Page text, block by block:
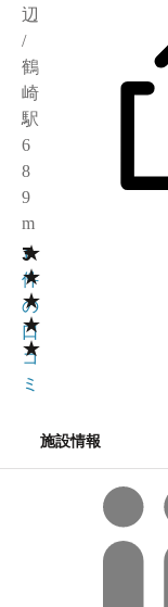
辺
/
鶴
崎
駅
6
8
9
m
★
★
★
★
★
3
1
件
の
口
コ
ミ
施設情報